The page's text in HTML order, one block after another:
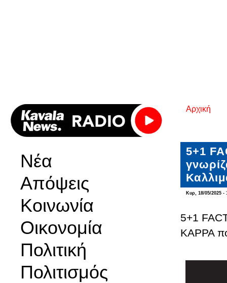
Νέα
Απόψεις
Κοινωνία
Οικονομία
Πολιτική
Πολιτισμός
Είστε
Αρχική
5+1
Κυρ, 18/05/2025 -
5+1
ΚΑΡΡΑ